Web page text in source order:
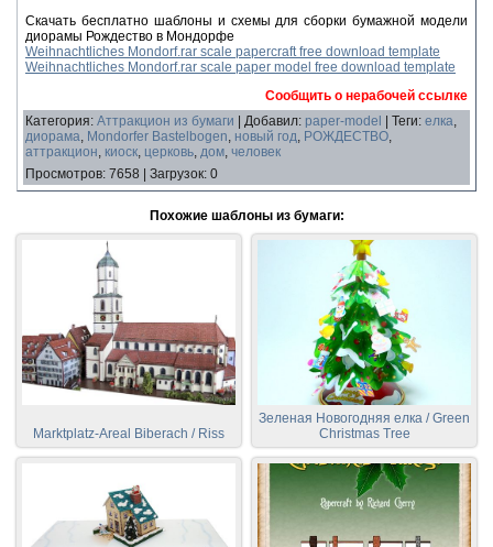
Скачать бесплатно шаблоны и схемы для сборки бумажной модели
диорамы Рождество в Мондорфе
Weihnachtliches Mondorf.rar scale papercraft free download template
Weihnachtliches Mondorf.rar scale paper model free download template
Сообщить о нерабочей ссылке
Категория: Аттракцион из бумаги Добавил: paper-model Теги: елка,
диорама, Mondorfer Bastelbogen, новый год, РОЖДЕСТВО,
аттракцион, киоск, церковь, дом, человек
Просмотров: 7658 Загрузок: 0
Похожие шаблоны из бумаги:
Marktplatz-Areal Biberach / Riss
Зеленая Новогодняя елка / Green
Christmas Tree